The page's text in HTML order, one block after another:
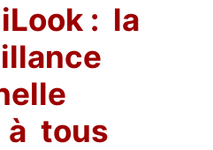
: la
à tous